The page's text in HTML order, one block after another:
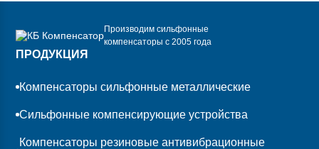
Производим сильфонные
компенсаторы с 2005 года
ПРОДУКЦИЯ
Компенсаторы сильфонные металлические
Сильфонные компенсирующие устройства
Компенсаторы резиновые антивибрационные